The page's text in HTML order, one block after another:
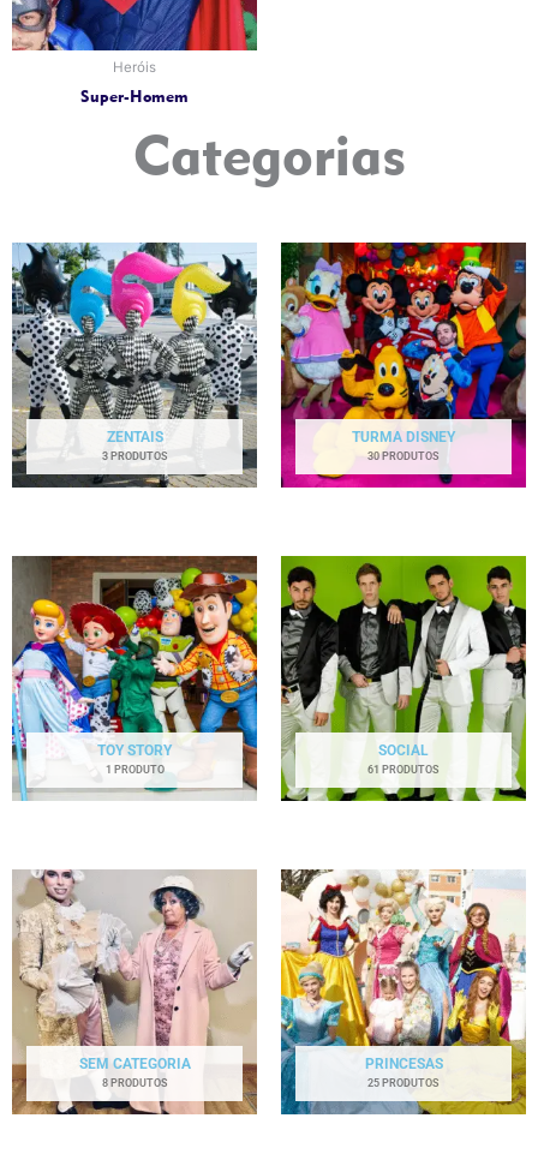
Heróis
Super-Homem
Categorias
ZENTAIS
3 PRODUTOS
TURMA DISNEY
30 PRODUTOS
TOY STORY
1 PRODUTO
SOCIAL
61 PRODUTOS
SEM CATEGORIA
8 PRODUTOS
PRINCESAS
25 PRODUTOS